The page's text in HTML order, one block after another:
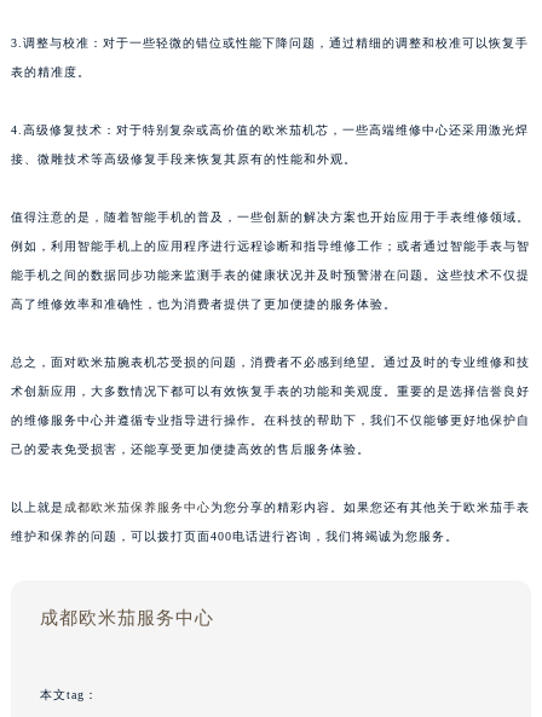
3.调整与校准：对于一些轻微的错位或性能下降问题，通过精细的调整和校准可以恢复手
表的精准度。
4.高级修复技术：对于特别复杂或高价值的欧米茄机芯，一些高端维修中心还采用激光焊
接、微雕技术等高级修复手段来恢复其原有的性能和外观。
值得注意的是，随着智能手机的普及，一些创新的解决方案也开始应用于手表维修领域。
例如，利用智能手机上的应用程序进行远程诊断和指导维修工作；或者通过智能手表与智
能手机之间的数据同步功能来监测手表的健康状况并及时预警潜在问题。这些技术不仅提
高了维修效率和准确性，也为消费者提供了更加便捷的服务体验。
总之，面对欧米茄腕表机芯受损的问题，消费者不必感到绝望。通过及时的专业维修和技
术创新应用，大多数情况下都可以有效恢复手表的功能和美观度。重要的是选择信誉良好
的维修服务中心并遵循专业指导进行操作。在科技的帮助下，我们不仅能够更好地保护自
己的爱表免受损害，还能享受更加便捷高效的售后服务体验。
以上就是 成都欧米茄保养服务中心为您分享的精彩内容。如果您还有其他关于欧米茄手表
维护和保养的问题，可以拨打页面400电话进行咨询，我们将竭诚为您服务。
成都欧米茄服务中心
本文tag：